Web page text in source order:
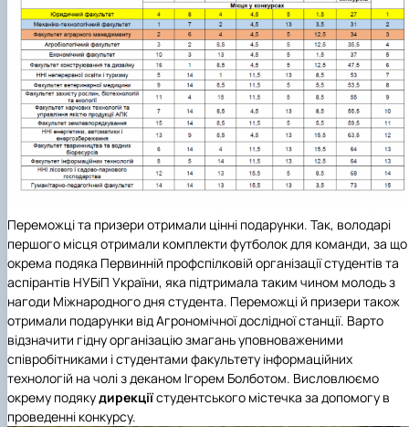
Переможці та призери отримали цінні подарунки. Так, володарі
першого місця отримали комплекти футболок для команди, за що
окрема подяка Первинній профспілковій організації студентів та
аспірантів НУБіП України, яка підтримала таким чином молодь з
нагоди Міжнародного дня студента. Переможці й призери також
отримали подарунки відАгрономічної дослідної станції. Варто
відзначити гідну організацію змагань уповноваженими
співробітниками і студентами факультету інформаційних
технологій на чолі з деканом Ігорем Болботом. Висловлюємо
окрему подякудирекціїстудентського містечка за допомогу в
проведенні конкурсу.